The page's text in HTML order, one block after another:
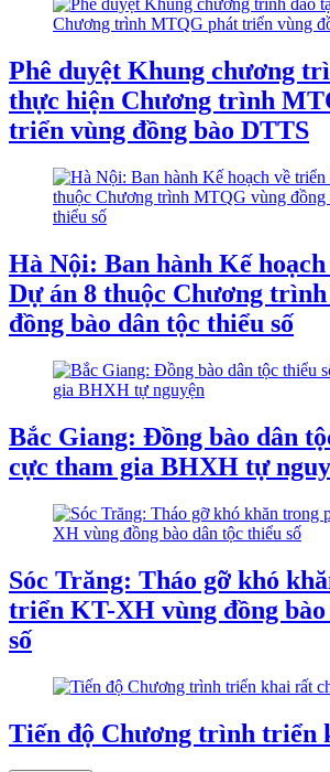
Phê duyệt Khung chương
thực hiện Chương trình
triển vùng đồng bào DTTS
Hà Nội: Ban hành Kế
Dự án 8 thuộc Chương
đồng bào dân tộc thiểu số
Bắc Giang: Đồng bào dân
cực tham gia BHXH tự
Sóc Trăng: Tháo gỡ khó
triển KT-XH vùng đồng
số
Tiến độ Chương trình triển